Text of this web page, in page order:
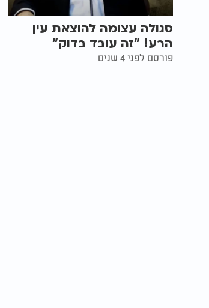
סגולה עצומה להוצאת עין
הרע! "זה עובד בדוק"
פורסם לפני 4 שנים